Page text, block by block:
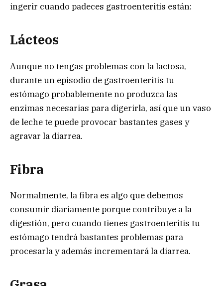
ingerir cuando padeces gastroenteritis están:
Lácteos
Aunque no tengas problemas con la lactosa,
durante un episodio de gastroenteritis tu
estómago probablemente no produzca las
enzimas necesarias para digerirla, así que un vaso
de leche te puede provocar bastantes gases y
agravar la diarrea.
Fibra
Normalmente, la fibra es algo que debemos
consumir diariamente porque contribuye a la
digestión, pero cuando tienes gastroenteritis tu
estómago tendrá bastantes problemas para
procesarla y además incrementará la diarrea.